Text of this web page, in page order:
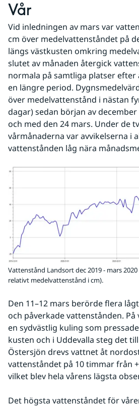
Vår
Vid inledningen av mars var
cm över medelvattenståndet på
längs västkusten omkring
slutet av månaden återgick
normala på samtliga platser
en längre period.
över medelvattenstånd i nästan
dagar) sedan början av
och med den 24 mars. Under de
vårmånaderna var avvikelserna i
vattenstånden låg nära
Vattenstånd Landsort dec 2019 - mars
relativt medelvattenstånd i cm).
Den 11–12 mars berörde flera
och påverkade vattenstånden.
en sydvästlig kuling som
kusten och i Uddevalla steg det till
Östersjön drevs vattnet åt
vattenståndet på 10 timmar från
vilket blev hela vårens lägsta
Det högsta vattenståndet för